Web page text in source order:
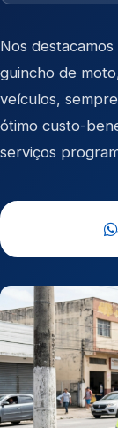
Nos
guincho de moto
veículos,
ótimo custo-
serviços